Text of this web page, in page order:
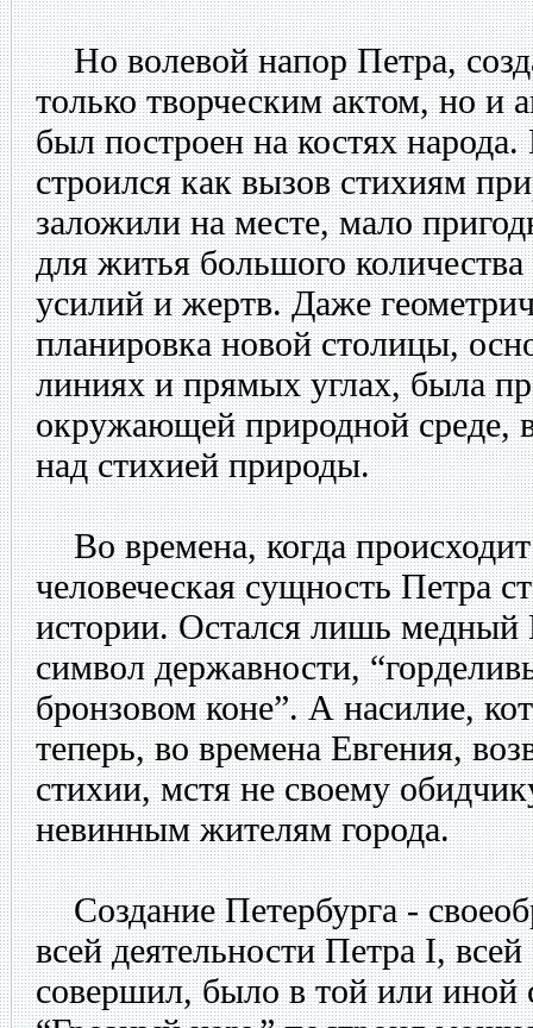
Но волевой напор Петра,
только творческим актом, но и
был построен на костях народа.
строился как вызов стихиям
заложили на месте, мало
для житья большого
усилий и жертв. Даже
планировка новой столицы,
линиях и прямых углах, была
окружающей природной среде,
над стихией природы.
Во времена, когда
человеческая сущность Петра
истории. Остался лишь медный
символ державности,
бронзовом коне”. А насилие,
теперь, во времена Евгения,
стихии, мстя не своему
невинным жителям города.
Создание Петербурга -
всей деятельности Петра I,
совершил, было в той или иной